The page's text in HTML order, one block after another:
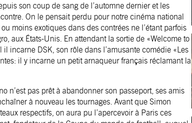
son coup de sang de l’automne dernier et les
On le pensait perdu pour notre cinéma national
moins exotiques dans des contrées ne l’étant parfois
aux États-Unis. En attendant la sortie de «Welcome to
incarne DSK, son rôle dans l’amusante comédie «Les
il y incarne un petit arnaqueur français réclamant la
n’est pas prêt à abandonner son passeport, ses amis
à nouveau les tournages. Avant que Simon
respectifs, on aura pu l’apercevoir à Paris ces